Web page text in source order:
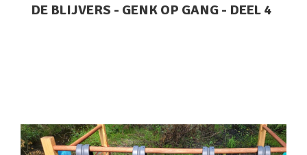
DE BLIJVERS - GENK OP GANG - DEEL 4